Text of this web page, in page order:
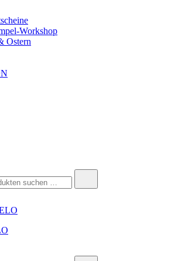
Workshop
Ostern